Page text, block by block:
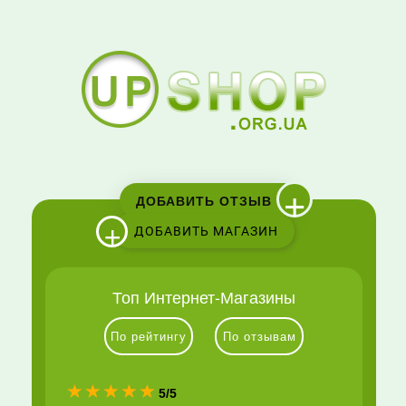
ДОБАВИТЬ ОТЗЫВ +
+ ДОБАВИТЬ МАГАЗИН
Топ Интернет-Магазины
По рейтингу По отзывам
(*)(*) (*) (*) (*) 5/5